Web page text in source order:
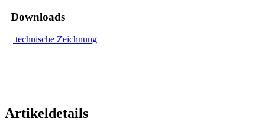
Downloads
technische Zeichnung
Artikeldetails